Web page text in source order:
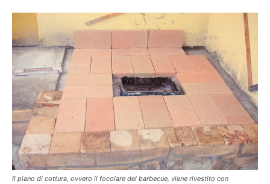
Il piano di cottura, ovvero il focolare del barbecue, viene rivestito con